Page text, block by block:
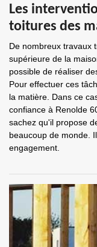
Les
toitures des
De nombreux travaux
supérieure de la
possible de réaliser
Pour effectuer ces
la matière. Dans ce
confiance à Renolde
sachez qu'il propose
beaucoup de monde.
engagement.